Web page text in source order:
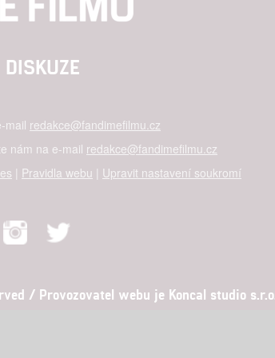
DISKUZE
mail redakce@fandimefilmu.cz
nám na e-mail redakce@fandimefilmu.cz
| Pravidla webu | Upravit nastavení soukromí
/ Provozovatel webu je Koncal studio s.r.o.
2073/57, Stodůlky, 155 00, Praha 5